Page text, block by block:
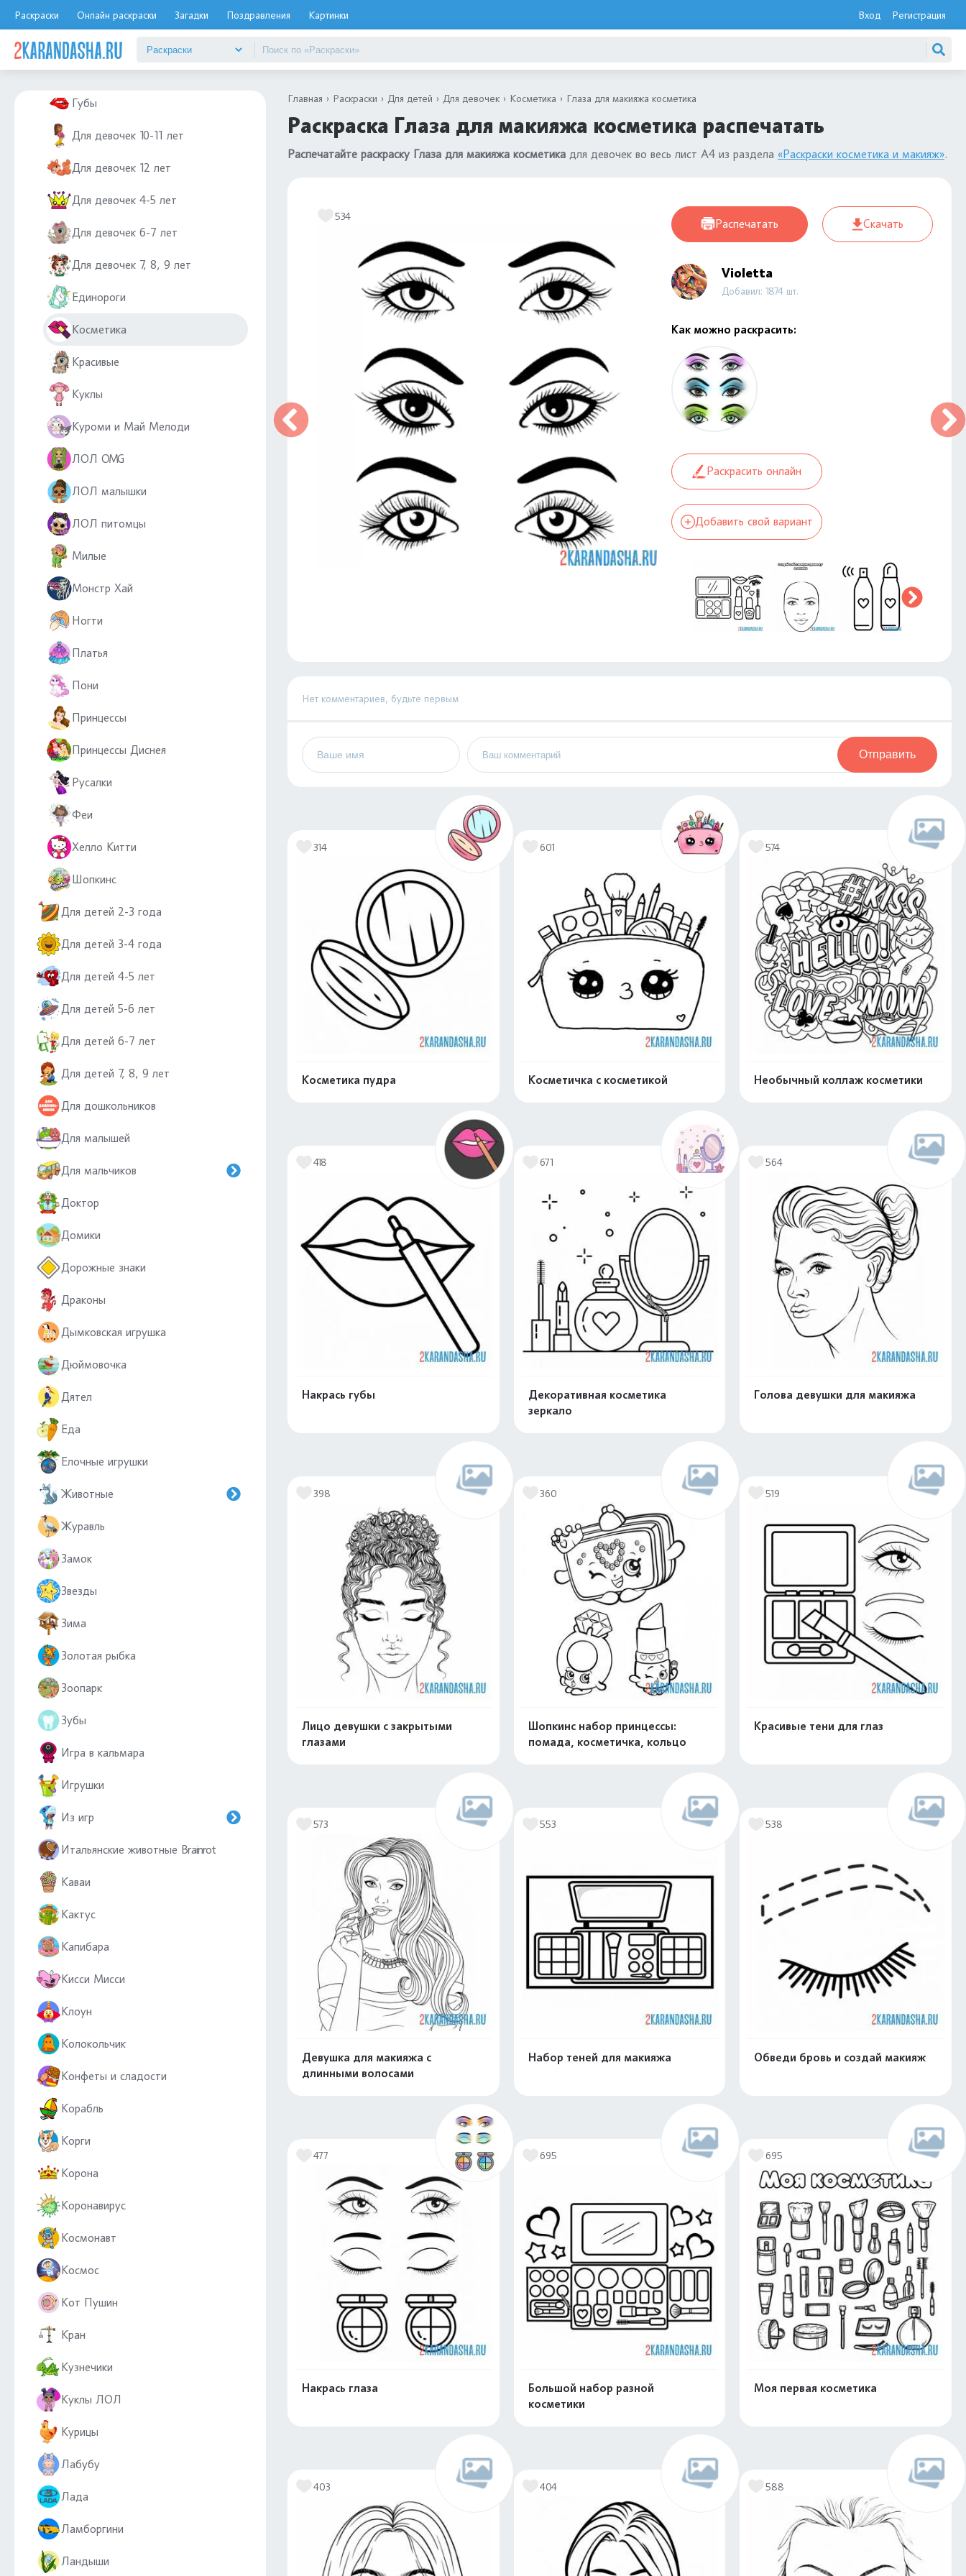
Раскраски Онлайн раскраски Загадки Поздравления Картинки Вход Регистрация
Бумажные куклы
Губы
Для девочек 10-11 лет
Для девочек 12 лет
Для девочек 4-5 лет
Для девочек 6-7 лет
Для девочек 7, 8, 9 лет
Единороги
Косметика
Красивые
Куклы
Куроми и Май Мелоди
ЛОЛ OMG
ЛОЛ малышки
ЛОЛ питомцы
Милые
Монстр Хай
Ногти
Платья
Пони
Принцессы
Принцессы Диснея
Русалки
Феи
Хелло Китти
Шопкинс
Для детей 2-3 года
Для детей 3-4 года
Для детей 4-5 лет
Для детей 5-6 лет
Для детей 6-7 лет
Для детей 7, 8, 9 лет
Для дошкольников
Для малышей
Для мальчиков
Доктор
Домики
Дорожные знаки
Драконы
Дымковская игрушка
Дюймовочка
Дятел
Еда
Елочные игрушки
Животные
Журавль
Замок
Звезды
Зима
Золотая рыбка
Зоопарк
Зубы
Игра в кальмара
Игрушки
Из игр
Итальянские животные Brainrot
Каваи
Кактус
Капибара
Кисси Мисси
Клоун
Колокольчик
Конфеты и сладости
Корабль
Корги
Корона
Коронавирус
Космонавт
Космос
Кот Пушин
Кран
Кузнечики
Куклы ЛОЛ
Курицы
Лабубу
Лада
Ламборгини
Ландыши
Главная Раскраски Для детей Для девочек Косметика Глаза для макияжа косметика
Раскраска Глаза для макияжа косметика распечатать
Распечатайте раскраску Глаза для макияжа косметика для девочек во весь лист А4 из раздела «Раскраски косметика и макияж».
534
Распечатать Скачать
Violetta
Добавил: 1874 шт.
Как можно раскрасить:
Раскрасить онлайн
Добавить свой вариант
Нет комментариев, будьте первым
Отправить
314
Косметика пудра
Распечатать и скачать
601
Косметичка с косметикой
574
Необычный коллаж косметики
418
Накрась губы
671
Декоративная косметика
зеркало
564
Голова девушки для макияжа
398
Лицо девушки с закрытыми
глазами
360
Шопкинс набор принцессы:
помада, косметичка, кольцо
519
Красивые тени для глаз
573
Девушка для макияжа с
длинными волосами
553
Набор теней для макияжа
538
Обведи бровь и создай макияж
477
Накрась глаза
695
Большой набор разной
косметики
695
Моя первая косметика
403 404 588